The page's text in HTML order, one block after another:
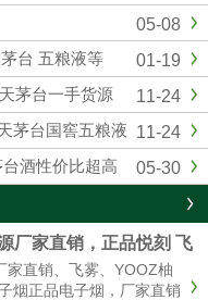
货源渠道，价格可以说是
05-08
01-19
台 五粮液等
11-24
茅台一手货源
11-24
茅台国窖五粮液
05-30
酒性价比超高
厂家直销，正品悦刻 飞
超多
家直销、飞雾、YOOZ柚
烟正品电子烟，厂家直销